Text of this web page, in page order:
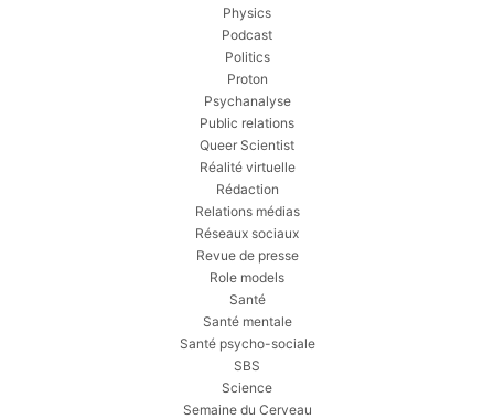
Physics
Podcast
Politics
Proton
Psychanalyse
Public relations
Queer Scientist
Réalité virtuelle
Rédaction
Relations médias
Réseaux sociaux
Revue de presse
Role models
Santé
Santé mentale
Santé psycho-sociale
SBS
Science
Semaine du Cerveau